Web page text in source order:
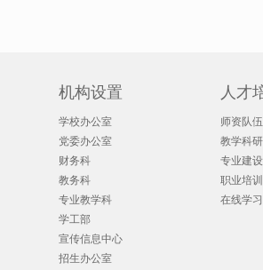
机构设置
学校办公室
党委办公室
财务科
教务科
专业教学科
学工部
宣传信息中心
招生办公室
人才
师资队伍
教学科研
专业建设
职业培训
在线学习